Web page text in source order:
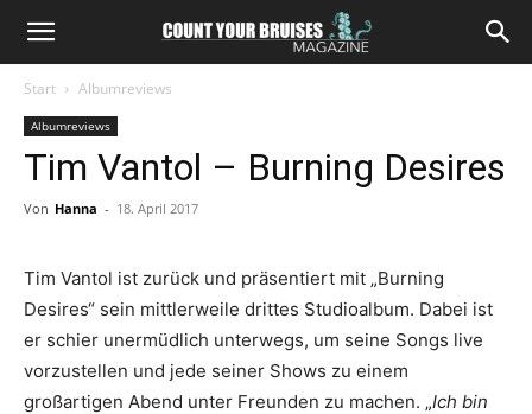
Start Albumreviews
Albumreviews
Tim Vantol – Burning Desires
Von Hanna - 18. April 2017
Tim Vantol ist zurück und präsentiert mit „Burning
Desires“ sein mittlerweile drittes Studioalbum. Dabei ist
er schier unermüdlich unterwegs, um seine Songs live
vorzustellen und jede seiner Shows zu einem
großartigen Abend unter Freunden zu machen. „Ich bin